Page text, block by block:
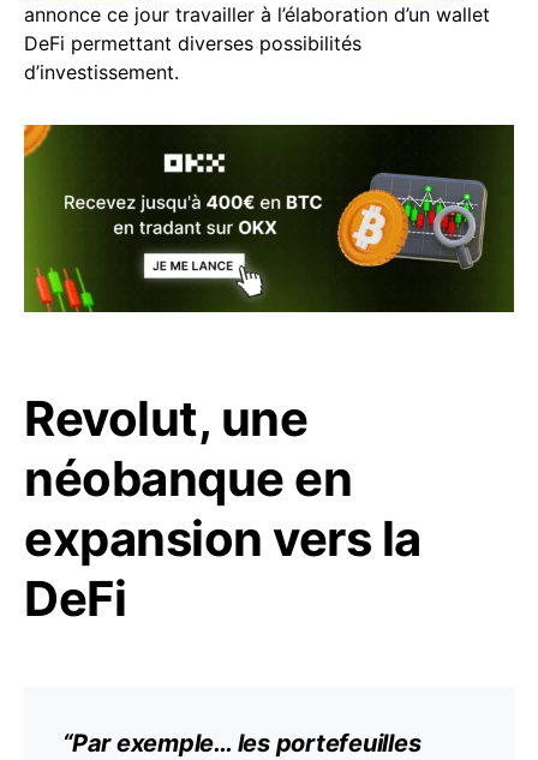
annonce ce jour travailler à l’élaboration d’un wallet
DeFi permettant diverses possibilités
d’investissement.
Revolut, une
néobanque en
expansion vers la
DeFi
“Par exemple… les portefeuilles